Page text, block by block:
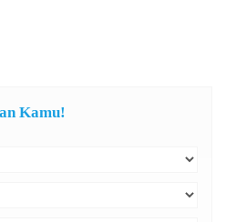
Kamu!